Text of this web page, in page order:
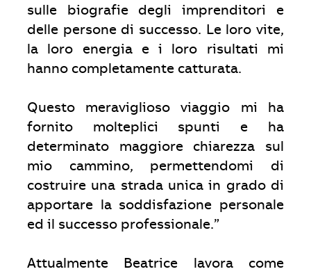
sulle biografie degli imprenditori e
delle persone di successo. Le loro vite,
la loro energia e i loro risultati mi
hanno completamente catturata.
Questo meraviglioso viaggio mi ha
fornito molteplici spunti e ha
determinato maggiore chiarezza sul
mio cammino, permettendomi di
costruire una strada unica in grado di
apportare la soddisfazione personale
ed il successo professionale.”
Attualmente Beatrice lavora come